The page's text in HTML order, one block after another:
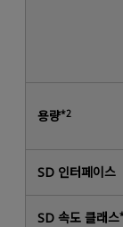
용량*2
SD 인터페이스
SD 속도 클래스